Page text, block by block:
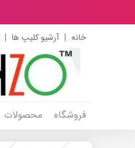
خانه آرشیو کلیپ ها
فروشگاه محصولات